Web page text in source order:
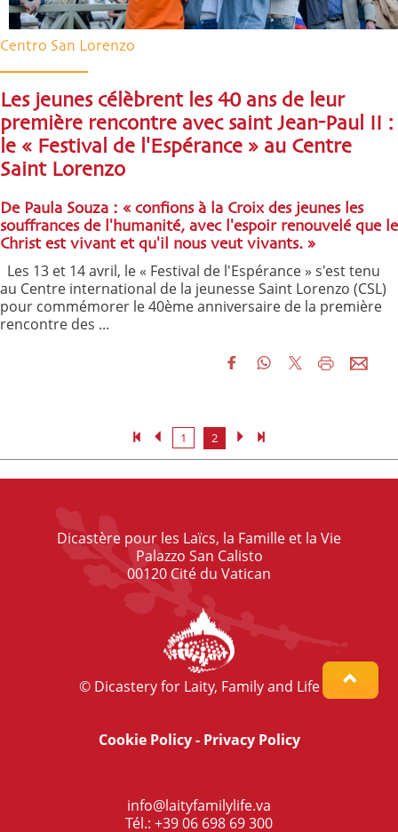
Centro San Lorenzo
Les jeunes célèbrent les 40 ans de leur
première rencontre avec saint Jean-Paul II :
le « Festival de l'Espérance » au Centre
Saint Lorenzo
De Paula Souza : « confions à la Croix des jeunes les
souffrances de l'humanité, avec l'espoir renouvelé que le
Christ est vivant et qu'il nous veut vivants. »
Les 13 et 14 avril, le « Festival de l'Espérance » s'est tenu
au Centre international de la jeunesse Saint Lorenzo (CSL)
pour commémorer le 40ème anniversaire de la première
rencontre des ...
1 2
Dicastère pour les Laïcs, la Famille et la Vie
Palazzo San Calisto
00120 Cité du Vatican
© Dicastery for Laity, Family and Life
Cookie Policy- Privacy Policy
info@laityfamilylife.va
Tél.: +39 06 698 69 300